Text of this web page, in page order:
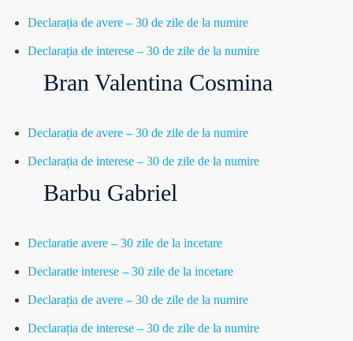
Declarația de avere – 30 de zile de la numire
Declarația de interese – 30 de zile de la numire
Bran Valentina Cosmina
Declarația de avere – 30 de zile de la numire
Declarația de interese – 30 de zile de la numire
Barbu Gabriel
Declaratie avere – 30 zile de la incetare
Declaratie interese – 30 zile de la incetare
Declarația de avere – 30 de zile de la numire
Declarația de interese – 30 de zile de la numire